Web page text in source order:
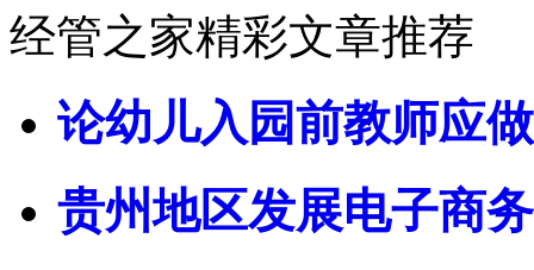
经管之家精彩文章推荐
论幼儿入园前教师应
贵州地区发展电子商